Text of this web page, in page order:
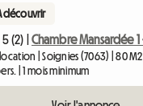
découvrir
5 (2) |
| Soignies (7063) | 80 M2
| 1 mois minimum